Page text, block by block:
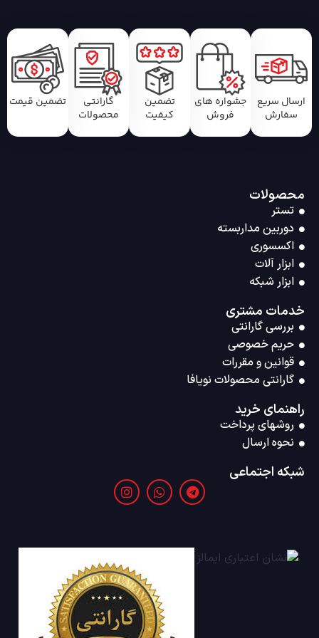
ارسال سریع
سفارش
جشواره های
فروش
تضمین
کیفیت
گارانتی
محصولات
تضمین قیمت
محصولات
تستر
دوربین مداربسته
اکسسوری
ابزار آلات
ابزار شبکه
خدمات مشتری
بررسی گارانتی
حریم خصوصی
قوانین و مقررات
گارانتی محصولات نویافا
راهنمای خرید
روشهای پرداخت
نحوه ارسال
شبکه اجتماعی